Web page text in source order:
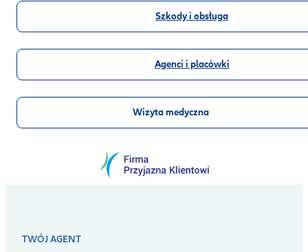
Szkody i obsługa
Agenci i placówki
Wizyta medyczna
TWÓJ AGENT